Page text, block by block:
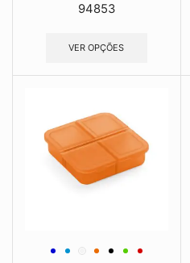
94853
VER OPÇÕES